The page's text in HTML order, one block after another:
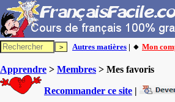
Autres matières | 🔸 Mon
Apprendre > Membres > Mes favoris
Recommander ce site |